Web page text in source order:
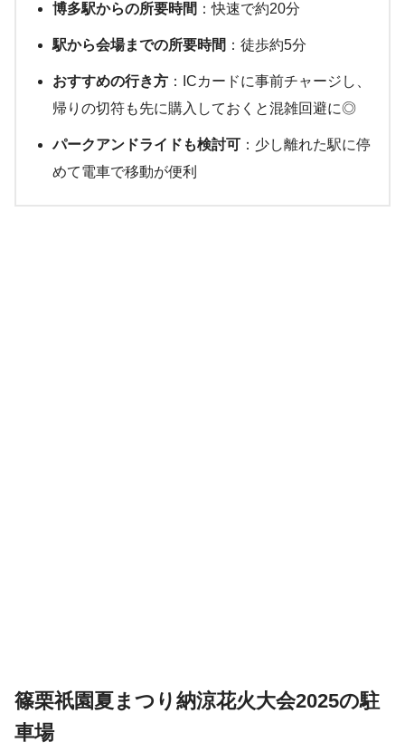
博多駅からの所要時間 ：快速で約20分
駅から会場までの所要時間 ：徒歩約5分
おすすめの行き方 ：ICカードに事前チャージし、
帰りの切符も先に購入しておくと混雑回避に◎
パークアンドライドも検討可 ：少し離れた駅に停
めて電車で移動が便利
篠栗祇園夏まつり納涼花火大会2025の駐
車場